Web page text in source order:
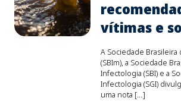
vítimas e
A Sociedade
(SBIm), a Sociedade
Infectologia (SBI) e a
Infectologia (SGI)
uma nota […]